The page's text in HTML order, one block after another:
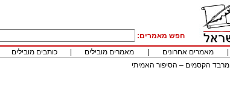
חפש מאמרים:
מאמרים אחרונים מאמרים מובילים כותבים מובילים
מרבד הקסמים – הסיפור האמיתי